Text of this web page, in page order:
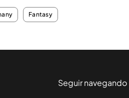
Fantasy
Seguir navegando